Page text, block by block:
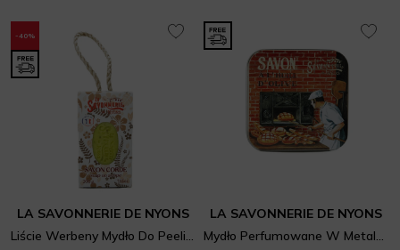
-40%
LA SAVONNERIE DE NYONS
Liście Werbeny Mydło Do Peelingu Na Sznurku
LA SAVONNERIE DE NYONS
Mydło Perfumowane W Metalowej Puszce Metiers Kwiat Bawełny